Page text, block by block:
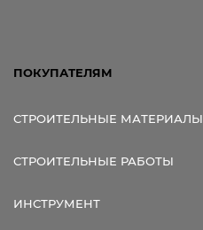
ПОКУПАТЕЛЯМ
СТРОИТЕЛЬНЫЕ МАТЕРИАЛЫ
СТРОИТЕЛЬНЫЕ РАБОТЫ
ИНСТРУМЕНТ